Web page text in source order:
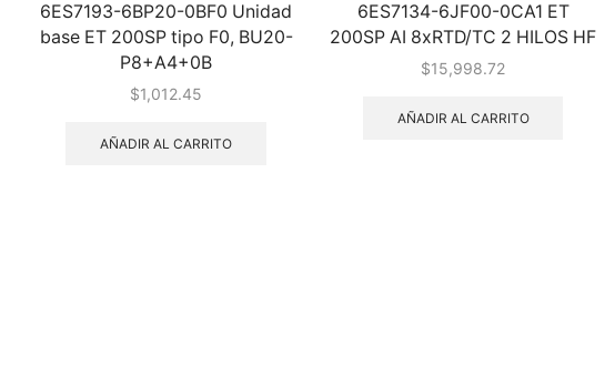
6ES7193-6BP20-0BF0 Unidad
base ET 200SP tipo F0, BU20-
P8+A4+0B
$1,012.45
AÑADIR AL CARRITO
6ES7134-6JF00-0CA1 ET
200SP AI 8xRTD/TC 2 HILOS HF
$15,998.72
AÑADIR AL CARRITO